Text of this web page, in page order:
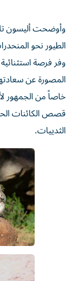
وأوضحت أليسون
الطيور نحو
وفر فرصة
المصورة عن
خاصاً من الجمهور
قصص الكائنات
الثدييات.